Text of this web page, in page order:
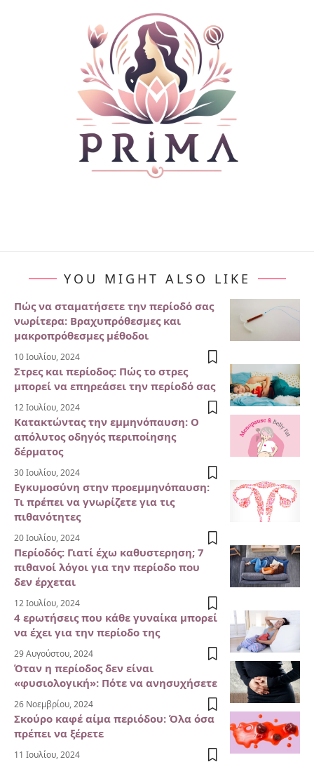
YOU MIGHT ALSO LIKE
Πώς να σταματήσετε την περίοδό σας
νωρίτερα: Βραχυπρόθεσμες και
μακροπρόθεσμες μέθοδοι
10 Ιουλίου, 2024
Στρες και περίοδος: Πώς το στρες
μπορεί να επηρεάσει την περίοδό σας
12 Ιουλίου, 2024
Κατακτώντας την εμμηνόπαυση: Ο
απόλυτος οδηγός περιποίησης
δέρματος
30 Ιουλίου, 2024
Εγκυμοσύνη στην προεμμηνόπαυση:
Τι πρέπει να γνωρίζετε για τις
πιθανότητες
20 Ιουλίου, 2024
Περίοδός: Γιατί έχω καθυστερηση; 7
πιθανοί λόγοι για την περίοδο που
δεν έρχεται
12 Ιουλίου, 2024
4 ερωτήσεις που κάθε γυναίκα μπορεί
να έχει για την περίοδο της
29 Αυγούστου, 2024
Όταν η περίοδος δεν είναι
«φυσιολογική»: Πότε να ανησυχήσετε
26 Νοεμβρίου, 2024
Σκούρο καφέ αίμα περιόδου: Όλα όσα
πρέπει να ξέρετε
11 Ιουλίου, 2024